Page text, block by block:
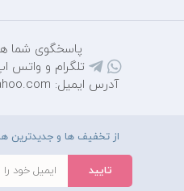
پاسخگوی شما
تلگرام و واتس اپ:
آدرس ایمیل: mihantarh@yahoo.com
از تخفیف ها و جدیدترین